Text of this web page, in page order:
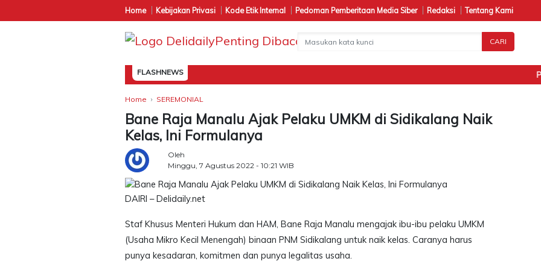
Home Kebijakan Privasi Kode Etik Internal Pedoman Pemberitaan Media Siber Redaksi Tentang Kami
CARI
FLASHNEWS
Home SEREMONIAL
Bane Raja Manalu Ajak Pelaku UMKM di Sidikalang Naik
Kelas, Ini Formulanya
Oleh
Minggu, 7 Agustus 2022 - 10:21 WIB
DAIRI – Delidaily.net
Staf Khusus Menteri Hukum dan HAM, Bane Raja Manalu mengajak ibu-ibu pelaku UMKM
(Usaha Mikro Kecil Menengah) binaan PNM Sidikalang untuk naik kelas. Caranya harus
punya kesadaran, komitmen dan punya legalitas usaha.